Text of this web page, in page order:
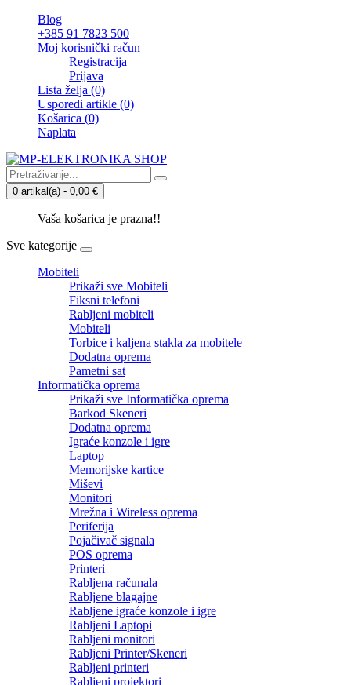
Blog
+385 91 7823 500
Moj korisnički račun
Registracija
Prijava
Lista želja (0)
Usporedi artikle (0)
Košarica (0)
Naplata
0 artikal(a) - 0,00 €
Vaša košarica je prazna!!
Sve kategorije
Mobiteli
Prikaži sve Mobiteli
Fiksni telefoni
Rabljeni mobiteli
Mobiteli
Torbice i kaljena stakla za mobitele
Dodatna oprema
Pametni sat
Informatička oprema
Prikaži sve Informatička oprema
Barkod Skeneri
Dodatna oprema
Igraće konzole i igre
Laptop
Memorijske kartice
Miševi
Monitori
Mrežna i Wireless oprema
Periferija
Pojačivač signala
POS oprema
Printeri
Rabljena računala
Rabljene blagajne
Rabljene igraće konzole i igre
Rabljeni Laptopi
Rabljeni monitori
Rabljeni Printer/Skeneri
Rabljeni printeri
Rabljeni projektori